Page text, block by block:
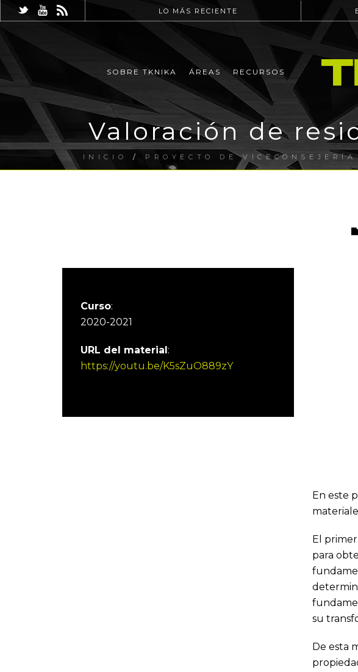
LO MÁS RECIENTE
SOBRE TKNIKA ÁREAS RECURSOS
Valoración de
INICIO / PROYECTO DE VICECONSEJERÍA
Curso:
2020-2021
URL del material:
https://youtu.be/K5sZuO889zY
En este
El
para
su
De esta